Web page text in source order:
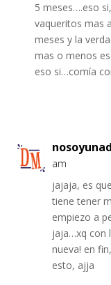
5 meses….eso
vaqueritos mas
meses y la
mas o menos
eso si…comía
am
jajaja, es
tiene tener
empiezo a
jaja…xq con
nueva! en
esto, ajja